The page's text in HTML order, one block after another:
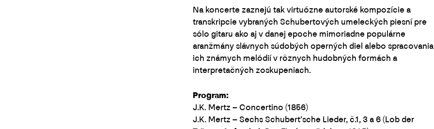
Na koncerte zaznejú tak virtuózne autorské kompozície a
transkripcie vybraných Schubertových umeleckých piesní pre
sólo gitaru ako aj v danej epoche mimoriadne populárne
aranžmány slávnych súdobých operných diel alebo spracovania
ich známych melódií v rôznych hudobných formách a
interpretačných zoskupeniach.
Program:
J.K. Mertz – Concertino (1856)
J.K. Mertz – Sechs Schubert’sche Lieder, č.1, 3 a 6 (Lob der